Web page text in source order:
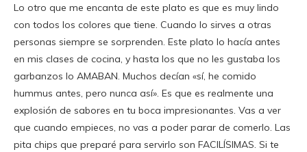
Lo otro que me encanta de este plato es que es muy lindo
con todos los colores que tiene. Cuando lo sirves a otras
personas siempre se sorprenden. Este plato lo hacía antes
en mis clases de cocina, y hasta los que no les gustaba los
garbanzos lo AMABAN. Muchos decían «sí, he comido
hummus antes, pero nunca así». Es que es realmente una
explosión de sabores en tu boca impresionantes. Vas a ver
que cuando empieces, no vas a poder parar de comerlo. Las
pita chips que preparé para servirlo son FACILÍSIMAS. Si te